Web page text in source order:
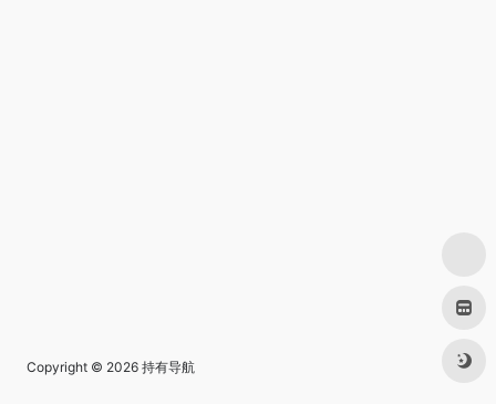
Copyright © 2026 持有导航